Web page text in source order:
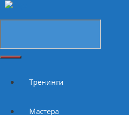
Тренинги
Мастера